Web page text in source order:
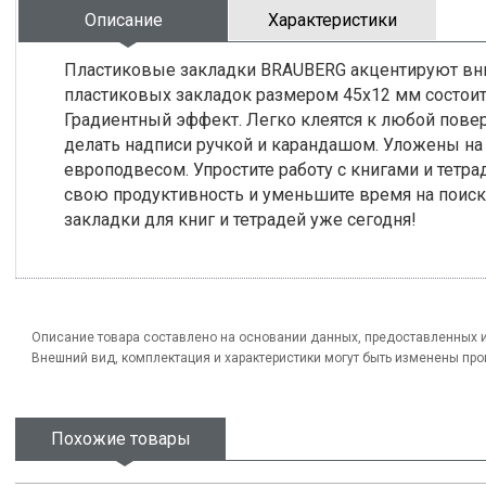
Описание Характеристики
Пластиковые закладки BRAUBERG акцентируют
пластиковых закладок размером 45х12 мм
Градиентный эффект. Легко клеятся к любой
делать надписи ручкой и карандашом. Уложены
европодвесом. Упростите работу с книгами и
свою продуктивность и уменьшите время на
закладки для книг и тетрадей уже сегодня!
Описание товара составлено на основании данных, предоставленных
Внешний вид, комплектация и характеристики могут быть изменены
Похожие товары